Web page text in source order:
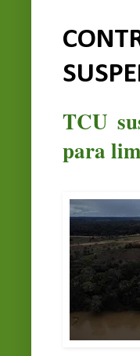
TCU
para